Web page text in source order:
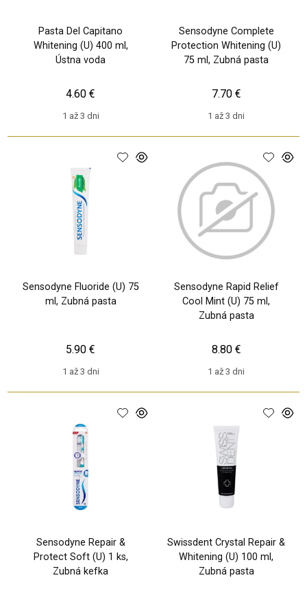
Pasta Del Capitano
Whitening (U) 400 ml,
Ústna voda
1 až 3 dni
4.60 €
Sensodyne Complete
Protection Whitening (U)
75 ml, Zubná pasta
1 až 3 dni
7.70 €
Sensodyne Fluoride (U) 75
ml, Zubná pasta
1 až 3 dni
5.90 €
Sensodyne Rapid Relief
Cool Mint (U) 75 ml,
Zubná pasta
1 až 3 dni
8.80 €
Sensodyne Repair &
Protect Soft (U) 1 ks,
Zubná kefka
Swissdent Crystal Repair &
Whitening (U) 100 ml,
Zubná pasta